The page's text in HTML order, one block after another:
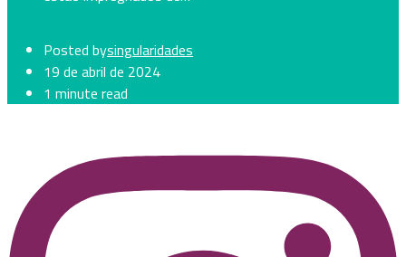
Posted bysingularidades
19 de abril de 2024
1 minute read